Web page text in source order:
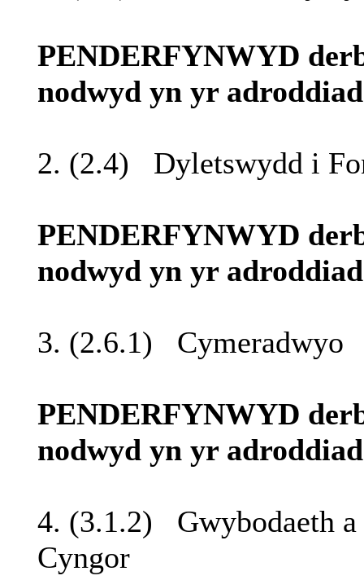
PENDERFYNWYD
nodwyd yn yr adroddiad
2. (2.4) Dyletswydd i
PENDERFYNWYD
nodwyd yn yr adroddiad
3. (2.6.1) Cymeradwyo
PENDERFYNWYD
nodwyd yn yr adroddiad
4. (3.1.2) Gwybodaeth a
Cyngor